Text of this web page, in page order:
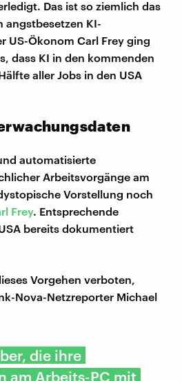
Das ist so ziemlich das
angstbesetzen KI-
US-Ökonom Carl Frey ging
dass KI in den kommenden
aller Jobs in den USA
automatisierte
Arbeitsvorgänge am
Vorstellung noch
Frey. Entsprechende
bereits dokumentiert
Vorgehen verboten,
Nova-Netzreporter Michael
die ihre
am Arbeits-PC mit